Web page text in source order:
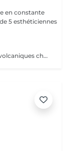
en constante
5 esthéticiennes
massage manuel avec application de galets volcaniques chauds sur les zones à décontracter. le rdv ne peut être pris à la dernière minute car nous devons prévoir le temps de préparation des pierres et de chauffe.